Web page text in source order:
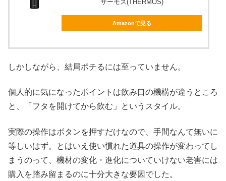
サーモス(THERMOS)
Amazonで見る
しかしながら、結局ポチるには至っていません。
個人的に気になったポイントは飲み口の機構が違うところ
と、「フタを開けてから飲む」というスタイル。
実際の操作はボタンを押すだけなので、手間なんて無いに
等しいはず。とはいえ使い慣れた道具の操作が変わってし
まうのって、機材の変化・進化についていけない老害には
購入を踏み留まるのに十分大きな要因でした。